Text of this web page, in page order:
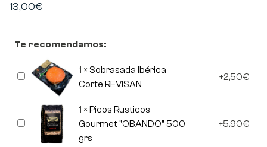
13,00€
Te recomendamos:
Sobrasada
Ibérica
REVISAN
1 × Sobrasada Ibérica
Corte REVISAN
2,50€
Picos
Rusticos
Gourmet
1 × Picos Rusticos
Gourmet "OBANDO" 500
grs
5,90€